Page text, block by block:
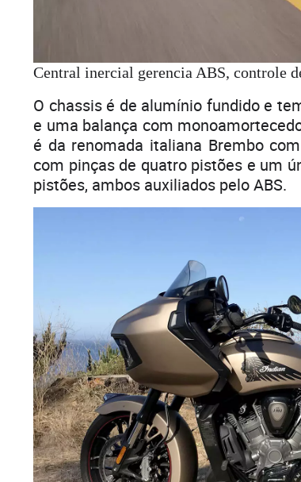
Central inercial gerencia ABS, controle
O chassis é de alumínio fundido e
e uma balança com
é da renomada italiana Brembo
com pinças de quatro pistões e um
pistões, ambos auxiliados pelo ABS.